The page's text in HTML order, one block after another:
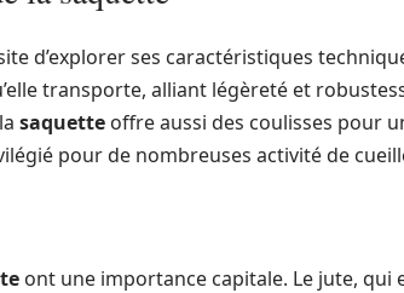
d’explorer ses caractéristiques
transporte, alliant légèreté et
saquette offre aussi des coulisses pour
pour de nombreuses activité de
ont une importance capitale. Le jute, qui